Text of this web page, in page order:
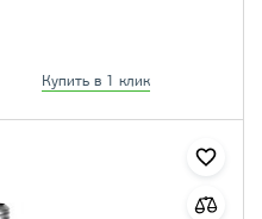
Купить в 1 клик